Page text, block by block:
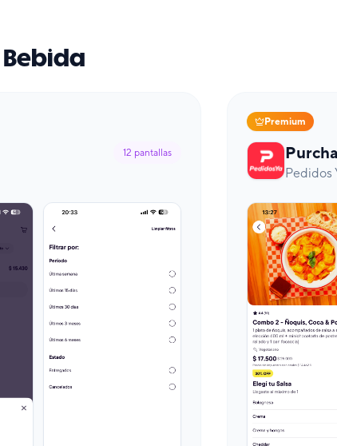
Bebida
12 pantallas
Premium
Pedidos